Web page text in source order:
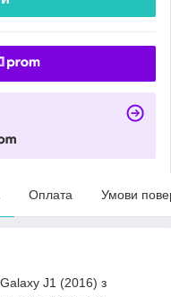
Оплата Умови
J1 (2016) з